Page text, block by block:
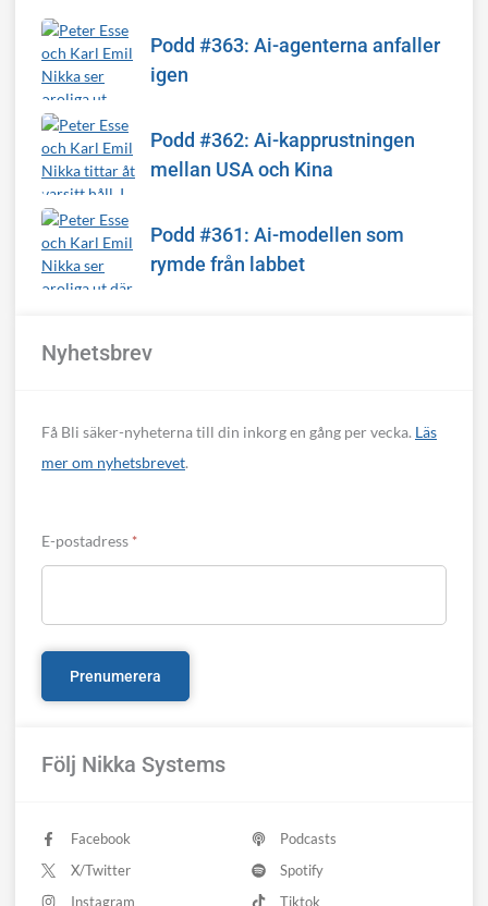
Podd #363: Ai-agenterna anfaller
igen
Podd #362: Ai-kapprustningen
mellan USA och Kina
Podd #361: Ai-modellen som
rymde från labbet
Nyhetsbrev
Få Bli säker-nyheterna till din inkorg en gång per vecka. Läs
mer om nyhetsbrevet.
E-postadress *
Följ Nikka Systems
Facebook
X/Twitter
Instagram
Podcasts
Spotify
Tiktok